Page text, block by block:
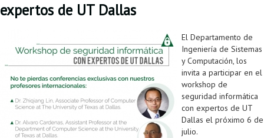
expertos de UT Dallas
El Departamento de
Ingeniería de Sistemas
y Computación, los
invita a participar en el
workshop de
seguridad informática
con expertos de UT
Dallas el próximo 6 de
julio.
Transferencia
Grado